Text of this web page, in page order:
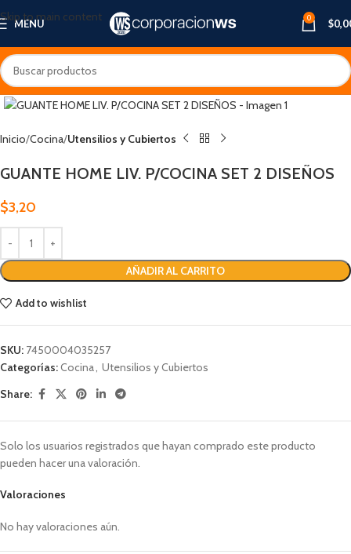
Skip to main content
MENU 0 $
Inicio Cocina Utensilios y Cubiertos
GUANTE HOME LIV. P/COCINA SET 2 DISEÑOS
$3,20
AÑADIR AL CARRITO
Add to wishlist
SKU: 7450004035257
Categorías:Cocina Utensilios y Cubiertos
Share:
Valoraciones
No hay valoraciones aún.
Solo los usuarios registrados que hayan comprado este producto
pueden hacer una valoración.